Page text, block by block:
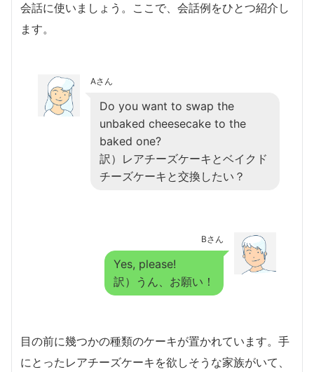
会話に使いましょう。ここで、会話例をひとつ紹介し
ます。
Aさん
Do you want to swap the
unbaked cheesecake to the
baked one?
訳）レアチーズケーキとベイクド
チーズケーキと交換したい？
Bさん
Yes, please!
訳）うん、お願い！
目の前に幾つかの種類のケーキが置かれています。手
にとったレアチーズケーキを欲しそうな家族がいて、